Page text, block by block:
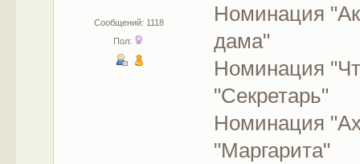
Сообщений: 1118
Пол:
дама"
Номинация
"Секретарь"
Номинация
"Маргарита"